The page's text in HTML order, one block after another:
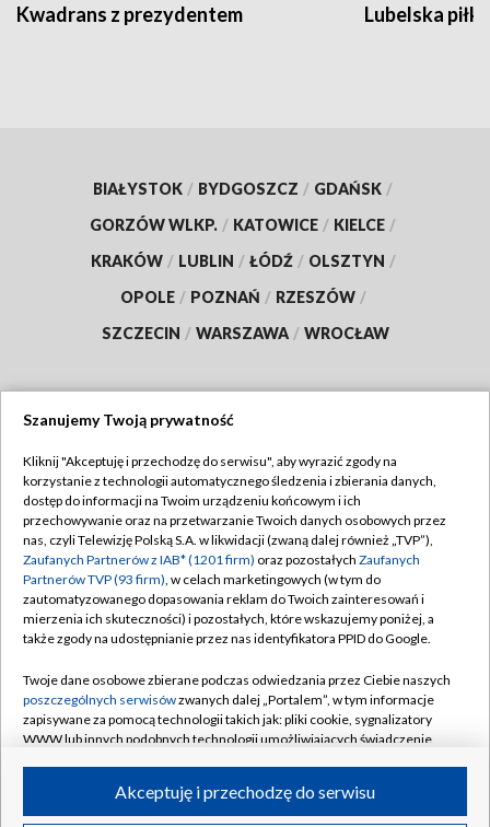
Kwadrans z prezydentem Lubelska piłka
BIAŁYSTOK / BYDGOSZCZ / GDAŃSK /
GORZÓW WLKP. / KATOWICE / KIELCE /
KRAKÓW / LUBLIN / ŁÓDŹ / OLSZTYN /
OPOLE / POZNAŃ / RZESZÓW /
SZCZECIN / WARSZAWA / WROCŁAW
TVP
Abonament TVP
Emisja w TVP
Centrum informacji TVP
Naziemna Telewizja Cyfrowa
Rada Programowa
System NOS
Informacje o nadawcy
Program dla prasy
Regulamin TVP
Polityka prywatności
Moje zgody
Pomoc
Kontakt
Kanały
Szanujemy Twoją prywatność
Kliknij "Akceptuję i przechodzę do serwisu", aby wyrazić zgody na
korzystanie z technologii automatycznego śledzenia i zbierania danych,
dostęp do informacji na Twoim urządzeniu końcowym i ich
przechowywanie oraz na przetwarzanie Twoich danych osobowych przez
nas, czyli Telewizję Polską S.A. w likwidacji (zwaną dalej również „TVP”),
Zaufanych Partnerów z IAB* (1201 firm) oraz pozostałych Zaufanych
Partnerów TVP (93 firm), w celach marketingowych (w tym do
zautomatyzowanego dopasowania reklam do Twoich zainteresowań i
mierzenia ich skuteczności) i pozostałych, które wskazujemy poniżej, a
także zgody na udostępnianie przez nas identyfikatora PPID do Google.
Twoje dane osobowe zbierane podczas odwiedzania przez Ciebie naszych
poszczególnych serwisówzwanych dalej „Portalem”, w tym informacje
zapisywane za pomocą technologii takich jak: pliki cookie, sygnalizatory
WWW lub innych podobnych technologii umożliwiających świadczenie
ruchu w Internecie.Akceptuję i przechodzę do serwisu